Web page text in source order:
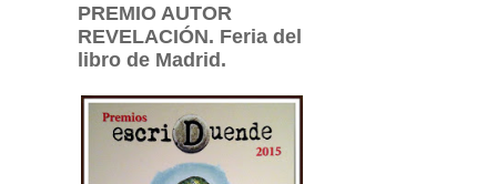
PREMIO AUTOR
REVELACIÓN. Feria del
libro de Madrid.